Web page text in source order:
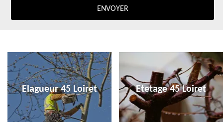
Elagueur 45 Loiret Etetage 45 Loiret